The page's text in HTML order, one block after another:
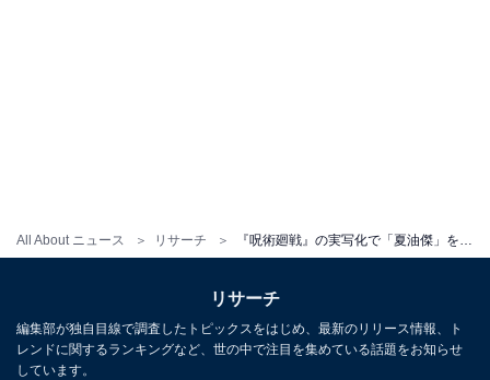
All About ニュース リサーチ
綾野剛さんに関する商品をAmazonで見る
リサーチ
編集部が独自目線で調査したトピックスをはじめ、最新のリリース情報、ト
レンドに関するランキングなど、世の中で注目を集めている話題をお知らせ
しています。